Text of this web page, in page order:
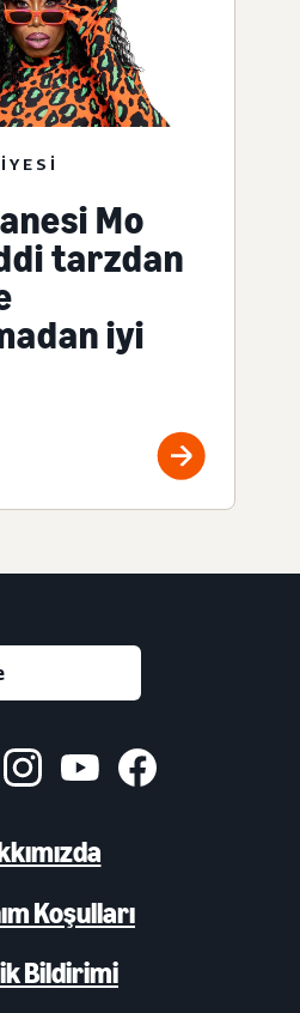
Mo
tarzdan
iyi
Koşulları
Bildirimi